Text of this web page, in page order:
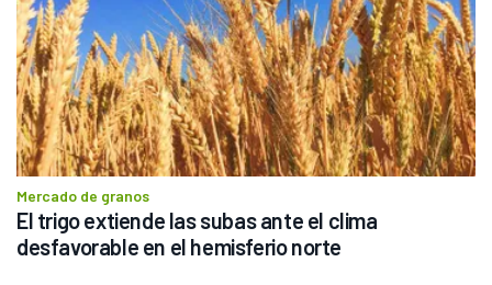
Mercado de granos
El trigo extiende las subas ante el clima
desfavorable en el hemisferio norte